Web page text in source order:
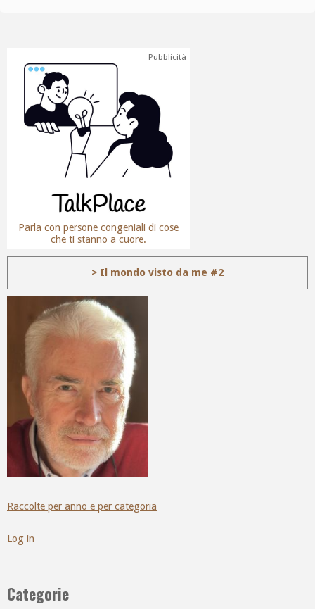
Pubblicità
Parla con persone congeniali di cose
che ti stanno a cuore.
> Il mondo visto da me #2
Raccolte per anno e per categoria
Log in
Categorie